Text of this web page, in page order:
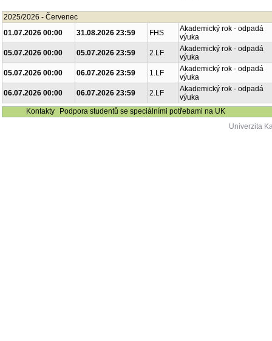
2025/2026 - Červenec
01.07.2026 00:00
31.08.2026 23:59 FHS
Akademický rok - odpadá
výuka
05.07.2026 00:00
05.07.2026 23:59 2.LF
Akademický rok - odpadá
výuka
05.07.2026 00:00
06.07.2026 23:59 1.LF
Akademický rok - odpadá
výuka
06.07.2026 00:00
06.07.2026 23:59 2.LF
Akademický rok - odpadá
výuka
Kontakty
Podpora studentů se speciálními potřebami na UK
Univerzita